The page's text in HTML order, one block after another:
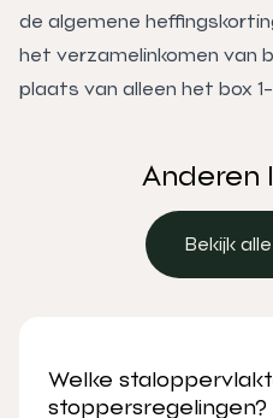
de algemene
het verzamelinkomen van
plaats van alleen het box
Anderen
Bekijk
Welke
stoppersregelingen?